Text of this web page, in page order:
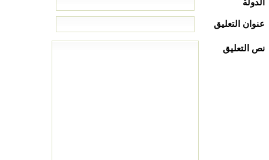
الدولة
عنوان التعليق
نص التعليق